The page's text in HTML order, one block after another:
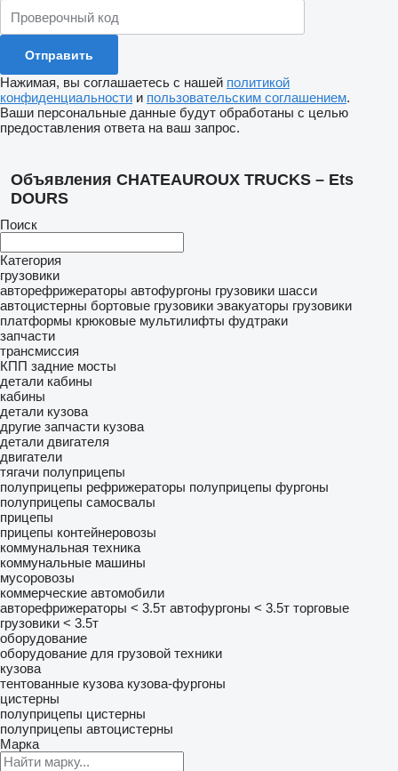
Нажимая, вы соглашаетесь с нашей политикой
конфиденциальности и пользовательским соглашением.
Ваши персональные данные будут обработаны с целью
предоставления ответа на ваш запрос.
Объявления CHATEAUROUX TRUCKS – Ets
DOURS
Поиск
Категория
грузовики
авторефрижераторы автофургоны грузовики шасси
автоцистерны бортовые грузовики эвакуаторы грузовики
платформы крюковые мультилифты фудтраки
запчасти
трансмиссия
КПП задние мосты
детали кабины
кабины
детали кузова
другие запчасти кузова
детали двигателя
двигатели
тягачи полуприцепы
полуприцепы рефрижераторы полуприцепы фургоны
полуприцепы самосвалы
прицепы
прицепы контейнеровозы
коммунальная техника
коммунальные машины
мусоровозы
коммерческие автомобили
авторефрижераторы < 3.5т автофургоны < 3.5т торговые
грузовики < 3.5т
оборудование
оборудование для грузовой техники
кузова
тентованные кузова кузова-фургоны
цистерны
полуприцепы цистерны
полуприцепы автоцистерны
Марка